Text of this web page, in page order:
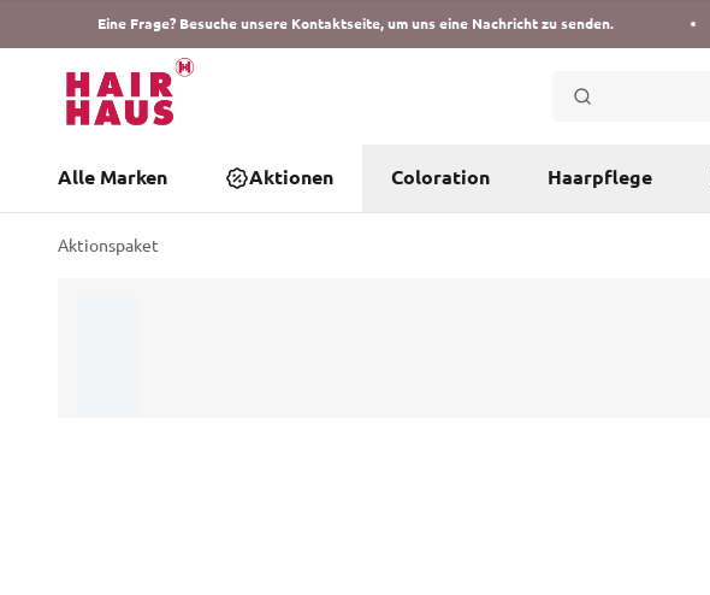
Eine Frage? Besuche unsere Kontaktseite, um uns eine Nachricht zu senden.
Alle Marken Aktionen Coloration Haarpflege
Aktionspaket